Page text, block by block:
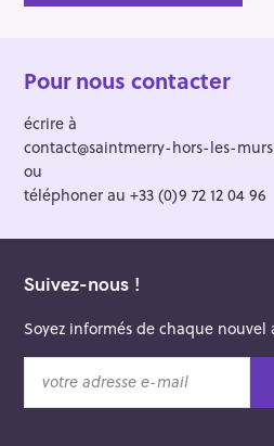
Pour nous contacter
écrire à
contact@saintmerry-hors-les-
ou
téléphoner au +33 (0)9 72 12 04 96
Suivez-nous !
Soyez informés de chaque
t